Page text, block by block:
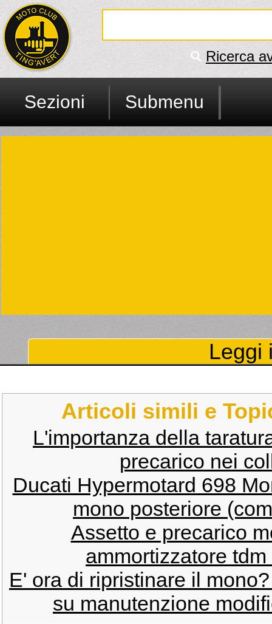
Ricerca
Sezioni Submenu
Leggi
Articoli simili e
L'importanza della
precarico nei
Ducati Hypermotard 698
mono posteriore
Assetto e precarico
ammortizzatore
E' ora di ripristinare il
su manutenzione